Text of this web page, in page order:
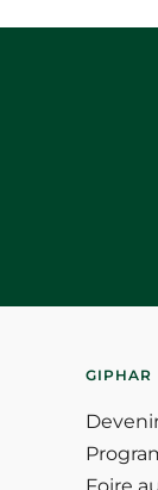
GIPHAR
Foire